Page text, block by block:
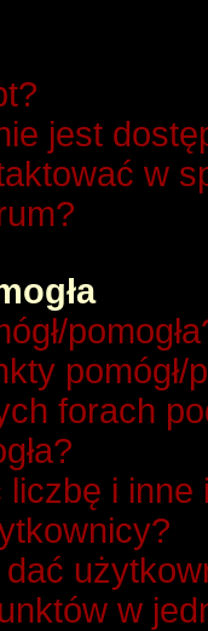
jest
w
pomógł/
forach
i
w